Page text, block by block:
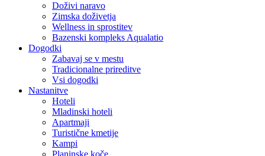
Doživi naravo
Zimska doživetja
Wellness in sprostitev
Bazenski kompleks Aqualatio
Dogodki
Zabavaj se v mestu
Tradicionalne prireditve
Vsi dogodki
Nastanitve
Hoteli
Mladinski hoteli
Apartmaji
Turistične kmetije
Kampi
Planinske koče